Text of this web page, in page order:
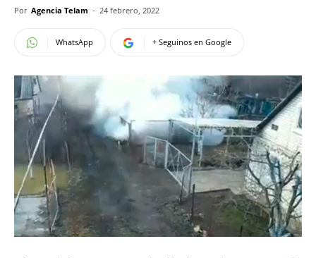
Por Agencia Telam - 24 febrero, 2022
WhatsApp + Seguinos en Google